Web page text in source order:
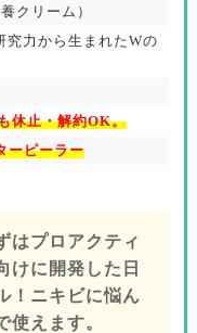
クリーム）
究力から生まれたWの
休止・解約OK。
ーピーラー
はプロアクティ
けに開発した日
！ニキビに悩ん
使えます。